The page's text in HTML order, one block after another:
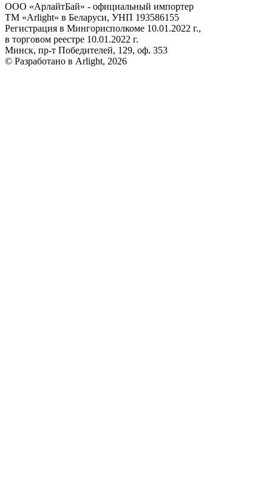
ООО «АрлайтБай» - официальный импортер
ТМ «Arlight» в Беларуси, УНП 193586155
Регистрация в Мингорисполкоме 10.01.2022 г.,
в торговом реестре 10.01.2022 г.
Минск, пр-т Победителей, 129, оф. 353
© Разработано в Arlight, 2026